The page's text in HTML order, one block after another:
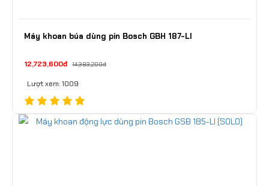
Máy khoan búa dùng pin Bosch GBH 187-LI
12,723,600đ 14,383,200đ
Lượt xem: 1009